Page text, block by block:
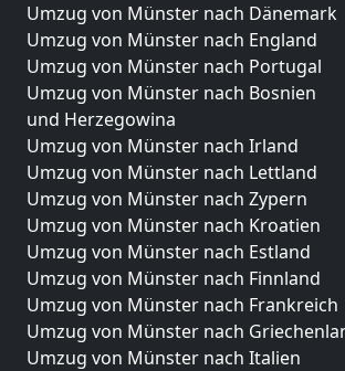
Umzug von Münster nach Dänemark
Umzug von Münster nach England
Umzug von Münster nach Portugal
Umzug von Münster nach Bosnien
und Herzegowina
Umzug von Münster nach Irland
Umzug von Münster nach Lettland
Umzug von Münster nach Zypern
Umzug von Münster nach Kroatien
Umzug von Münster nach Estland
Umzug von Münster nach Finnland
Umzug von Münster nach Frankreich
Umzug von Münster nach
Umzug von Münster nach Italien